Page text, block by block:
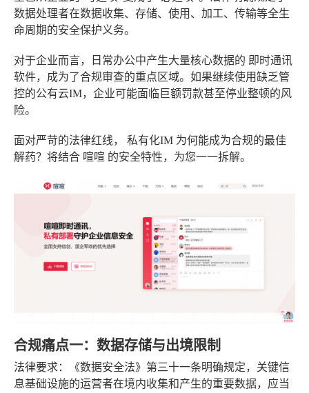
数据处理者在数据收集、存储、使用、加工、传输等全生
命周期的安全保护义务。
对于企业而言，日常办公中产生大量核心数据的 即时通讯
软件，成为了合规审查的重点区域。如果继续使用缺乏管
控的公有云IM，企业可能面临巨额罚款甚至停业整顿的风
险。
面对严苛的法律红线， 私有化IM 为何能成为合规的最佳
解药？将结合 喧喧 的安全特性，为您一一拆解。
合规痛点一：数据存储与出境限制
法律要求 ：《数据安全法》第三十一条明确规定，关键信
息基础设施的运营者在境内收集和产生的重要数据，应当